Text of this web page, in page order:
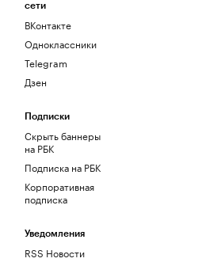
сети
ВКонтакте
Одноклассники
Telegram
Дзен
Подписки
Скрыть баннеры
на РБК
Подписка на РБК
Корпоративная
подписка
Уведомления
RSS Новости